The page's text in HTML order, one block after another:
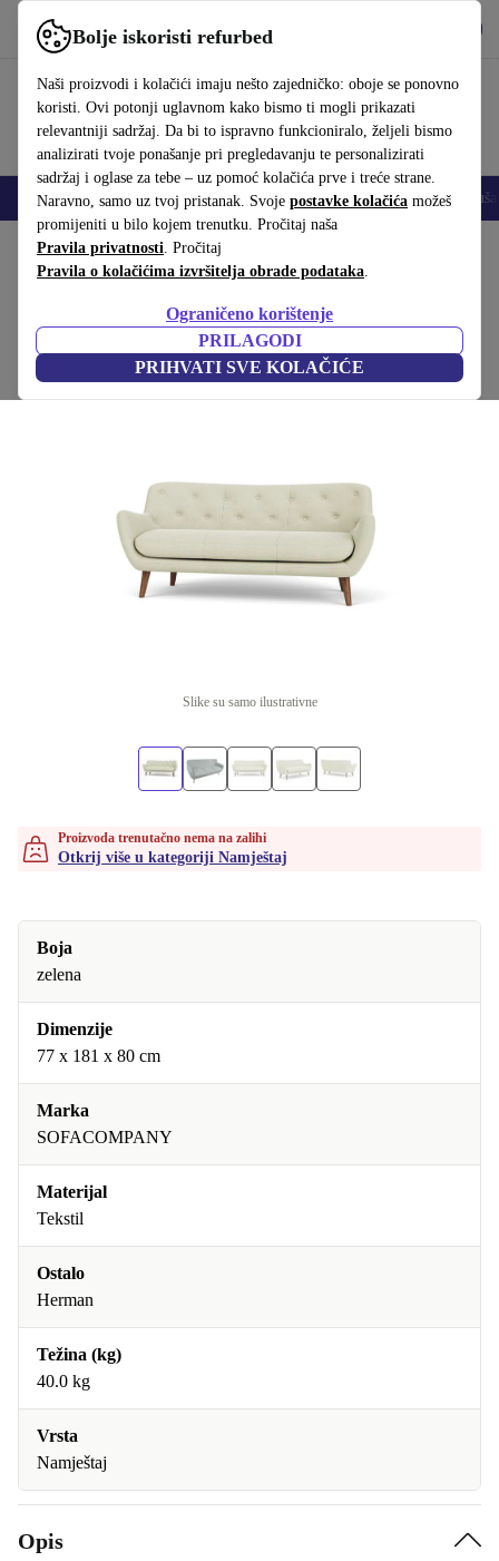
Bolje iskoristi refurbed
Naši proizvodi i kolačići imaju nešto zajedničko: oboje se ponovno
koristi. Ovi potonji uglavnom kako bismo ti mogli prikazati
relevantniji sadržaj. Da bi to ispravno funkcioniralo, željeli bismo
analizirati tvoje ponašanje pri pregledavanju te personalizirati
sadržaj i oglase za tebe – uz pomoć kolačića prve i treće strane.
Naravno, samo uz tvoj pristanak. Svoje postavke kolačića možeš
promijeniti u bilo kojem trenutku. Pročitaj naša
Pravila privatnosti. Pročitaj
Pravila o kolačićima izvršitelja obrade podataka.
Ograničeno korištenje
PRILAGODI
PRIHVATI SVE KOLAČIĆE
Koristi refurbed brzo i jednostavno
Mobiteli Prijenosna računala Tableti Pametni satovi Dodaci
Početna stranica Proizvodi Kućanstvo
Herman sofa 3-sjedalo Fabio Grey Green
Zelena
(Prikupljanje recenzija)
Slike su samo ilustrativne
Proizvoda trenutačno nema na zalihi
Otkrij više u kategoriji Namještaj
Boja
zelena
Dimenzije
77 x 181 x 80 cm
Marka
SOFACOMPANY
Materijal
Tekstil
Ostalo
Herman
Težina (kg)
40.0 kg
Vrsta
Namještaj
Opis